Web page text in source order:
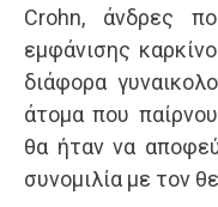
Crohn, άνδρες
εμφάνισης
διάφορα
άτομα που
θα ήταν να
συνομιλία με τον